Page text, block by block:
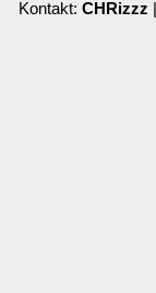
Kontakt: CHRizzz